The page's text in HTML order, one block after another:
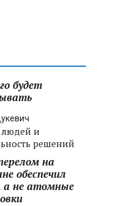
РФ: установлен
в «Москва-
деньги
будет
людей и
решений
на
обеспечил
а не атомные